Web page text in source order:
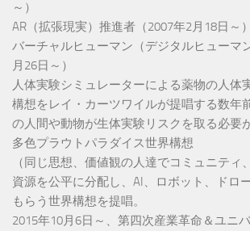
～）
AR（拡張現実）推進者（2007年2月18日～）
バーチャルヒューマン（デジタルヒューマ
月26日～）
人体実験シミュレーターによる薬物の人体
構想をレイ・カーツワイルが提唱する数年
の人間や動物が生体実験リスクを取る必要
多色プラウトパラダイス世界構想
（同じ思想、価値観の人達でコミュニティ
資源を公平に分配し、AI、ロボット、ドロ
もらう世界構想を提唱。
2015年10月6日～、第四次産業革命＆ユニ